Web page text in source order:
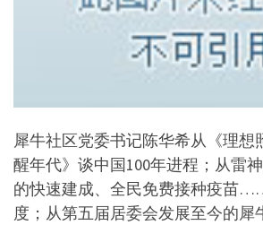
犀牛社区党委书记陈华希从《理想
醒年代》谈中国100年进程；从雷
的快速建成、全民免费接种疫苗
度；从第五届居委会发展至今的犀